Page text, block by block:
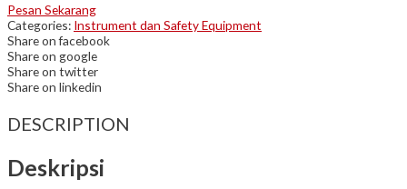
Pesan Sekarang
Categories: Instrument dan Safety Equipment
Share on facebook
Share on google
Share on twitter
Share on linkedin
DESCRIPTION
Deskripsi